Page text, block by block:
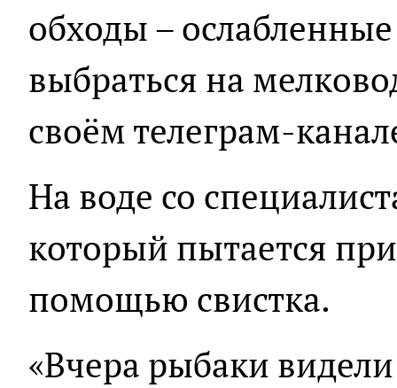
обходы –
выбраться на
своём телеграм-
На воде со
который пытается
помощью свистка.
«Вчера рыбаки